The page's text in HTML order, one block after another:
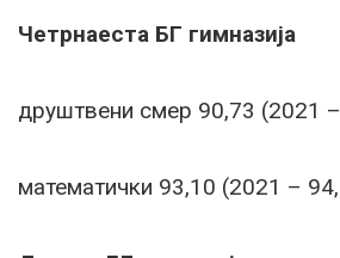
Четрнаеста БГ гимназија
друштвени смер 90,73 (2021
математички 93,10 (2021 –